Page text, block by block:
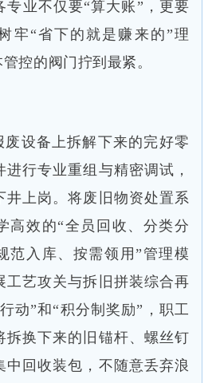
专业不仅要“算大账”，更要
牢“省下的就是赚来的”理
控的阀门拧到最紧。
废设备上拆解下来的完好零
行专业重组与精密调试，
井上岗。将废旧物资处置系
高效的“全员回收、分类分
范入库、按需领用”管理模
工艺攻关与拆旧拼装综合再
动”和“积分制奖励”，职工
拆换下来的旧锚杆、螺丝钉
中回收装包，不随意丢弃浪